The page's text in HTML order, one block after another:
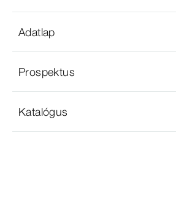
Adatlap
Prospektus
Katalógus